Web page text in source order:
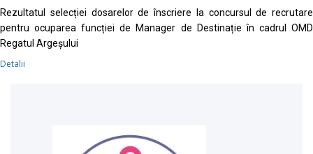
Rezultatul selecției dosarelor de înscriere la concursul de recrutare
pentru ocuparea funcției de Manager de Destinație în cadrul OMD
Regatul Argeșului
Detalii